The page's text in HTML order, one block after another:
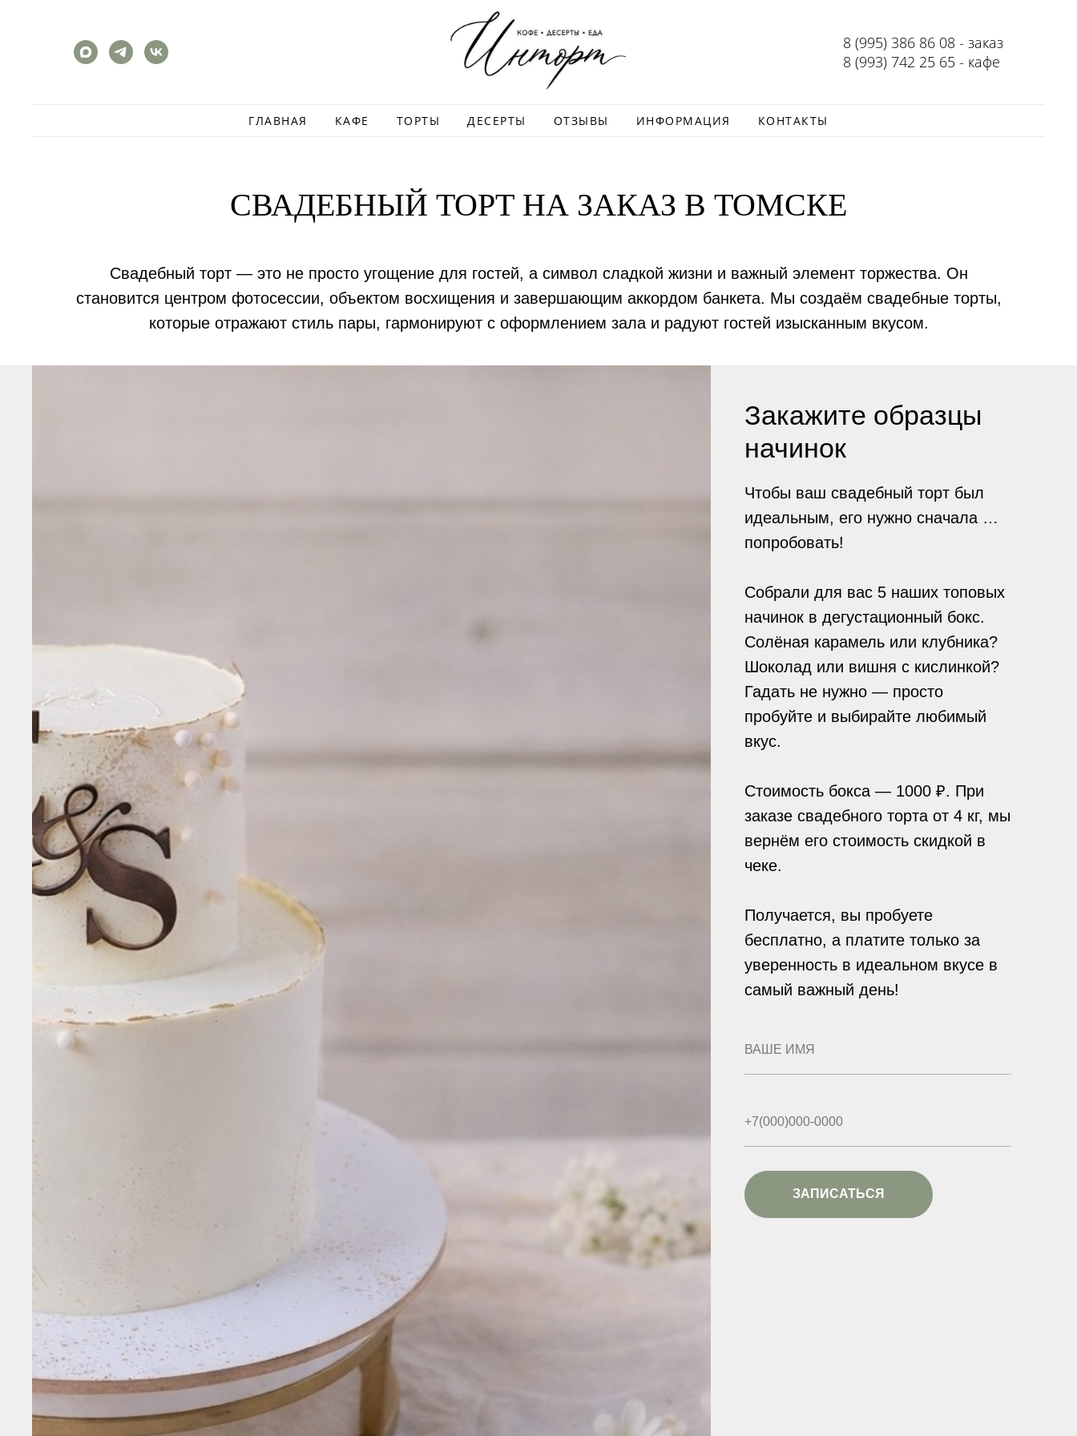
8 (995) 386 86 08 - заказ
8 (993) 742 25 65 - кафе
ГЛАВНАЯ КАФЕ ТОРТЫ ДЕСЕРТЫ ОТЗЫВЫ ИНФОРМАЦИЯ КОНТАКТЫ
СВАДЕБНЫЙ ТОРТ НА ЗАКАЗ В ТОМСКЕ
Свадебный торт — это не просто угощение для гостей, а символ сладкой жизни и важный элемент торжества. Он
становится центром фотосессии, объектом восхищения и завершающим аккордом банкета. Мы создаём свадебные торты,
которые отражают стиль пары, гармонируют с оформлением зала и радуют гостей изысканным вкусом.
Закажите образцы
начинок
Чтобы ваш свадебный торт был
идеальным, его нужно сначала …
попробовать!
Собрали для вас 5 наших топовых
начинок в дегустационный бокс.
Солёная карамель или клубника?
Шоколад или вишня с кислинкой?
Гадать не нужно — просто
пробуйте и выбирайте любимый
вкус.
Стоимость бокса — 1000 ₽. При
заказе свадебного торта от 4 кг, мы
вернём его стоимость скидкой в
чеке.
Получается, вы пробуете
бесплатно, а платите только за
уверенность в идеальном вкусе в
самый важный день!
ЗАПИСАТЬСЯ